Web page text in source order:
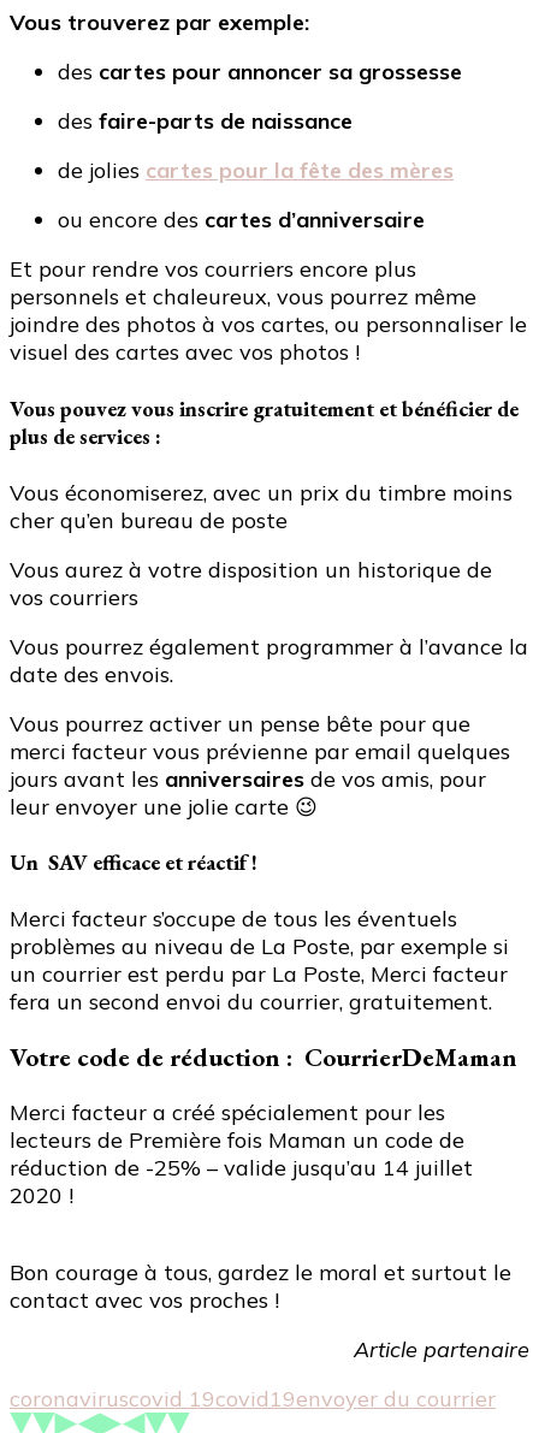
Vous trouverez par exemple:
des cartes pour annoncer sa grossesse
des faire-parts de naissance
de jolies cartes pour la fête des mères
ou encore des cartes d’anniversaire
Et pour rendre vos courriers encore plus
personnels et chaleureux, vous pourrez même
joindre des photos à vos cartes, ou personnaliser le
visuel des cartes avec vos photos !
Vous pouvez vous inscrire gratuitement et bénéficier de
plus de services :
Vous économiserez, avec un prix du timbre moins
cher qu’en bureau de poste
Vous aurez à votre disposition un historique de
vos courriers
Vous pourrez également programmer à l’avance la
date des envois.
Vous pourrez activer un pense bête pour que
merci facteur vous prévienne par email quelques
jours avant les anniversaires de vos amis, pour
leur envoyer une jolie carte 😉
Un SAV efficace et réactif !
Merci facteur s’occupe de tous les éventuels
problèmes au niveau de La Poste, par exemple si
un courrier est perdu par La Poste, Merci facteur
fera un second envoi du courrier, gratuitement.
Votre code de réduction : CourrierDeMaman
Merci facteur a créé spécialement pour les
lecteurs de Première fois Maman un code de
réduction de -25% – valide jusqu’au 14 juillet
2020 !
Bon courage à tous, gardez le moral et surtout le
contact avec vos proches !
Article partenaire
coronaviruscovid 19covid19envoyer du courrier